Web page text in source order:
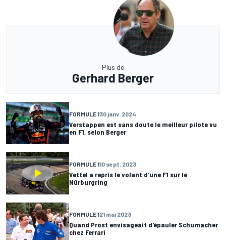
Plus de
Gerhard Berger
FORMULE 130 janv. 2024
Verstappen est sans doute le meilleur pilote vu
en F1, selon Berger
FORMULE 110 sept. 2023
Vettel a repris le volant d'une F1 sur le
Nürburgring
FORMULE 121 mai 2023
Quand Prost envisageait d'épauler Schumacher
chez Ferrari